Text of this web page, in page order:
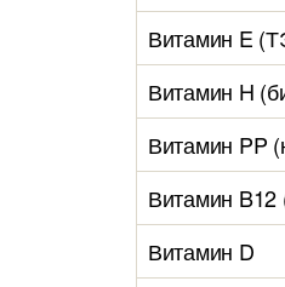
Витамин E
Витамин H
Витамин PP
Витамин
Витамин D